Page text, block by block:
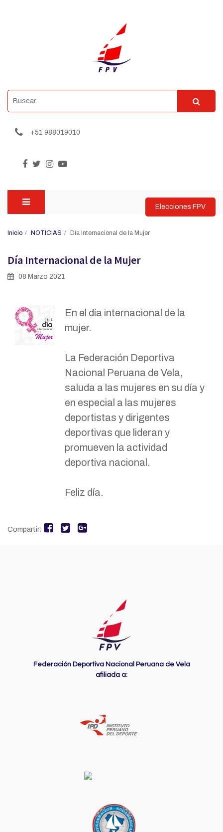
+51 988019010
Elecciones FPV
Inicio NOTICIAS Día Internacional de la Mujer
Día Internacional de la Mujer
08 Marzo 2021
En el día internacional de la
mujer.
La Federación Deportiva
Nacional Peruana de Vela,
saluda a las mujeres en su día y
en especial a las mujeres
deportistas y dirigentes
deportivas que lideran y
promueven la actividad
deportiva nacional.
Feliz día.
Compartir:
Federación Deportiva Nacional Peruana de Vela
afiliada a: